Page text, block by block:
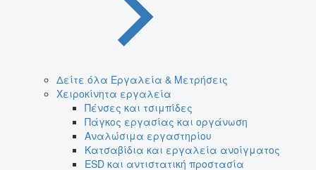
Δείτε όλα Εργαλεία & Μετρήσεις
Χειροκίνητα εργαλεία
Πένσες και τσιμπίδες
Πάγκος εργασίας και οργάνωση
Αναλώσιμα εργαστηρίου
Κατσαβίδια και εργαλεία ανοίγματος
ESD και αντιστατική προστασία